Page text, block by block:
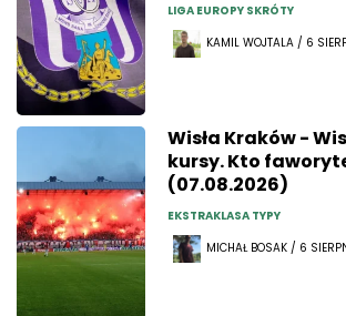
LIGA EUROPY SKRÓTY
KAMIL WOJTALA / 6
Wisła Kraków -
kursy. Kto
(07.08.2026)
EKSTRAKLASA TYPY
MICHAŁ BOSAK / 6